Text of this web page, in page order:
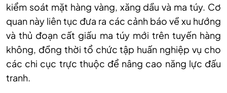
kiểm soát mặt hàng vàng, xăng dầu và ma túy. Cơ
quan này liên tục đưa ra các cảnh báo về xu hướng
và thủ đoạn cất giấu ma túy mới trên tuyến hàng
không, đồng thời tổ chức tập huấn nghiệp vụ cho
các chi cục trực thuộc để nâng cao năng lực đấu
tranh.